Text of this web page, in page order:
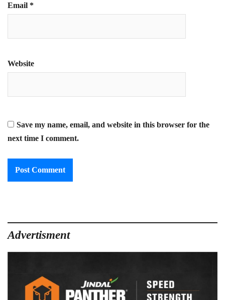
Email *
Website
Save my name, email, and website in this browser for the
next time I comment.
Advertisment